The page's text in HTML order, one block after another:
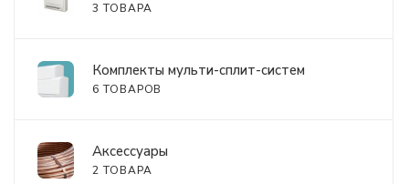
3 ТОВАРА
Комплекты мульти-сплит-систем
6 ТОВАРОВ
Аксессуары
2 ТОВАРА